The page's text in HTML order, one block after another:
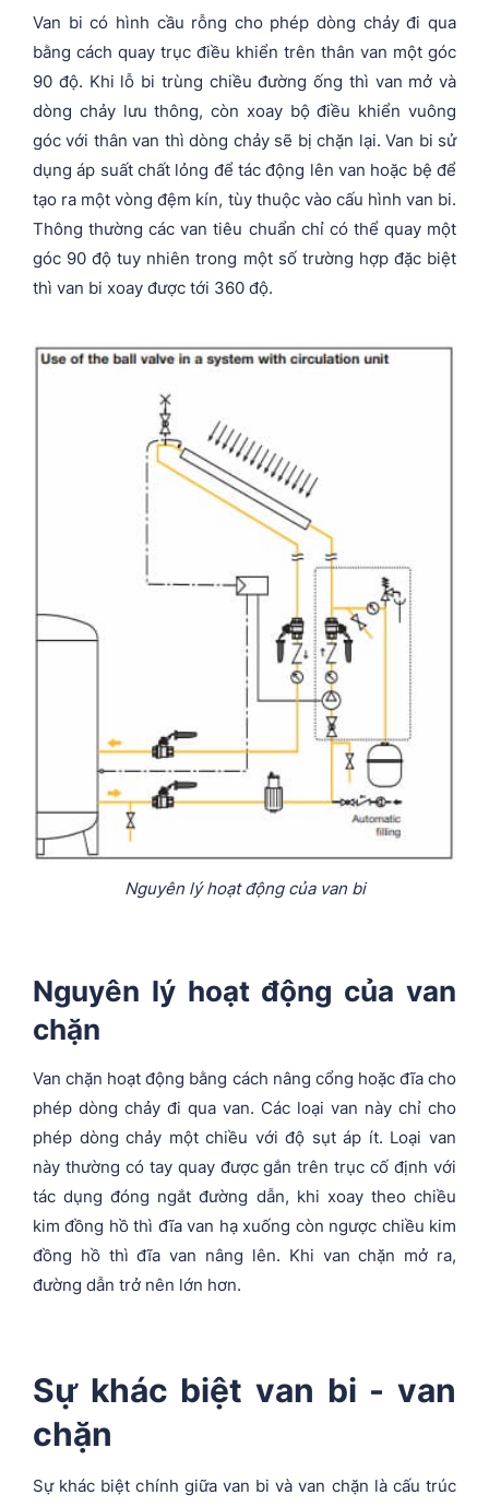
Van bi có hình cầu rỗng cho phép dòng chảy đi qua
bằng cách quay trục điều khiển trên thân van một góc
90 độ. Khi lỗ bi trùng chiều đường ống thì van mở và
dòng chảy lưu thông, còn xoay bộ điều khiển vuông
góc với thân van thì dòng chảy sẽ bị chặn lại. Van bi sử
dụng áp suất chất lỏng để tác động lên van hoặc bệ để
tạo ra một vòng đệm kín, tùy thuộc vào cấu hình van bi.
Thông thường các van tiêu chuẩn chỉ có thể quay một
góc 90 độ tuy nhiên trong một số trường hợp đặc biệt
thì van bi xoay được tới 360 độ.
Nguyên lý hoạt động của van bi
Nguyên lý hoạt động của van
chặn
Van chặn hoạt động bằng cách nâng cổng hoặc đĩa cho
phép dòng chảy đi qua van. Các loại van này chỉ cho
phép dòng chảy một chiều với độ sụt áp ít. Loại van
này thường có tay quay được gắn trên trục cố định với
tác dụng đóng ngắt đường dẫn, khi xoay theo chiều
kim đồng hồ thì đĩa van hạ xuống còn ngược chiều kim
đồng hồ thì đĩa van nâng lên. Khi van chặn mở ra,
đường dẫn trở nên lớn hơn.
Sự khác biệt van bi - van
chặn
Sự khác biệt chính giữa van bi và van chặn là cấu trúc